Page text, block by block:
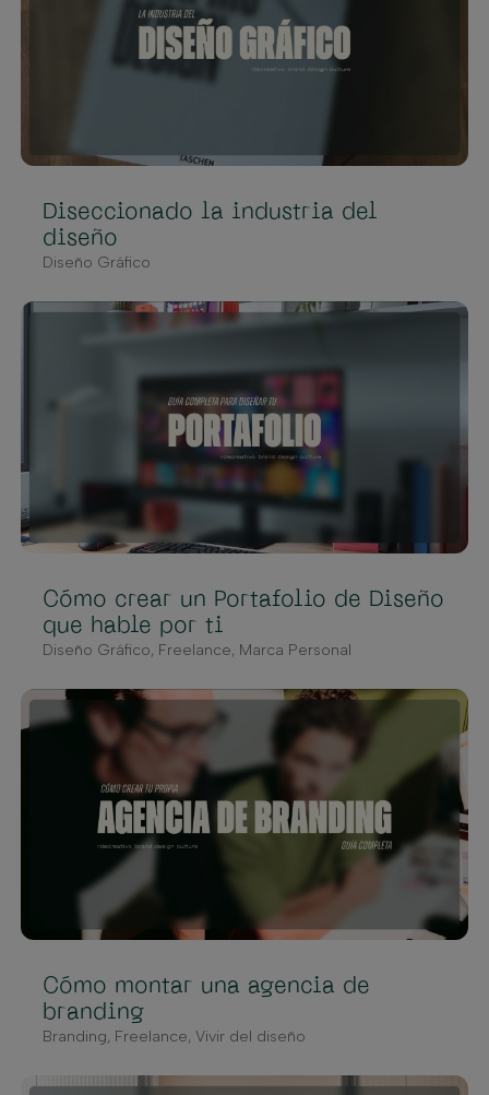
Diseccionado la industria del
diseño
Diseño Gráfico
Cómo crear un Portafolio de Diseño
que hable por ti
Diseño Gráfico, Freelance, Marca Personal
Cómo montar una agencia de
branding
Branding, Freelance, Vivir del diseño